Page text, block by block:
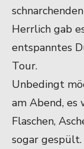
Herrlich gab
entspanntes
Tour.
Unbedingt
am Abend, es
Flaschen,
sogar